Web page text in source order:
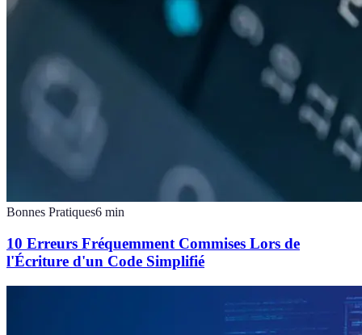
Bonnes Pratiques6 min
10 Erreurs Fréquemment Commises Lors de
l'Écriture d'un Code Simplifié